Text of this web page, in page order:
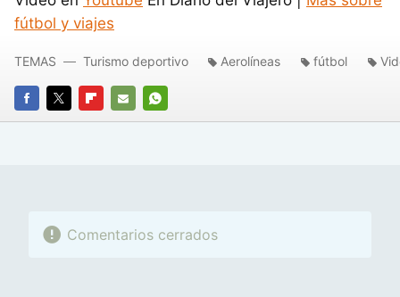
fútbol y viajes
FACEBOOK
TWITTERFLIPBOARD
E-
WHATSAPP
TEMAS Turismo deportivo Aerolíneas fútbol
Comentarios cerrados